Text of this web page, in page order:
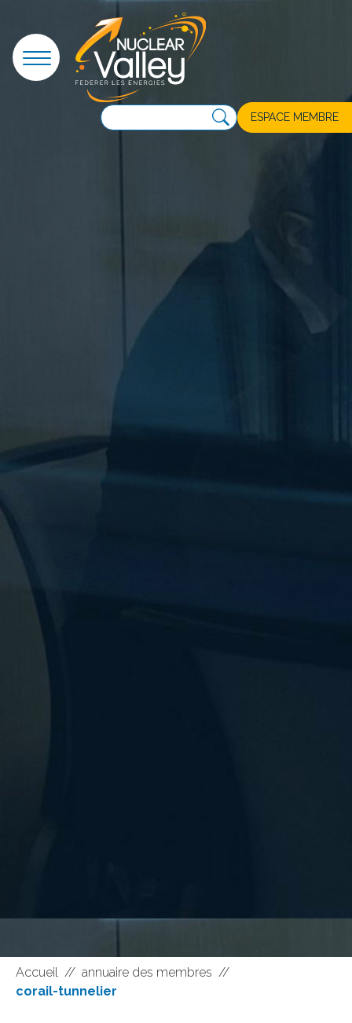
ESPACE MEMBRE
Accueil // annuaire des membres //
corail-tunnelier
Panneau de gestion des cookies